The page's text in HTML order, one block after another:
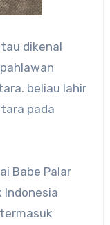
dikenal
beliau lahir
pada
Babe Palar
Indonesia